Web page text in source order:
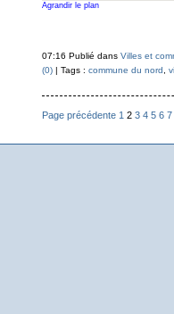
Agrandir le plan
07:16 Publié dans Villes et
(0)| Tags : commune du nord
Page précédente 1 2 3 4 5 6 7